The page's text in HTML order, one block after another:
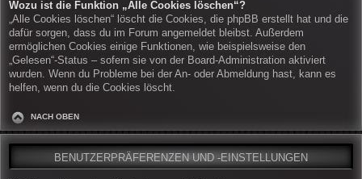
Wozu ist die Funktion „Alle Cookies löschen“?
„Alle Cookies löschen“ löscht die Cookies, die phpBB erstellt hat und die
dafür sorgen, dass du im Forum angemeldet bleibst. Außerdem
ermöglichen Cookies einige Funktionen, wie beispielsweise den
„Gelesen“-Status – sofern sie von der Board-Administration aktiviert
wurden. Wenn du Probleme bei der An- oder Abmeldung hast, kann es
helfen, wenn du die Cookies löscht.
NACH OBEN
BENUTZERPRÄFERENZEN UND -EINSTELLUNGEN